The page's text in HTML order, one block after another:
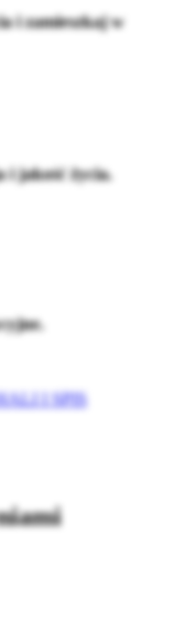
i zamieszkaj w
i jakość życia.
I SPIS